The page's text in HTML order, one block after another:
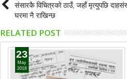
संसारकै विचित्रको ठाउँ, जहाँ मृत्युपछि
घरमा नै राखिन्छ
RELATED POST
23
May
2018